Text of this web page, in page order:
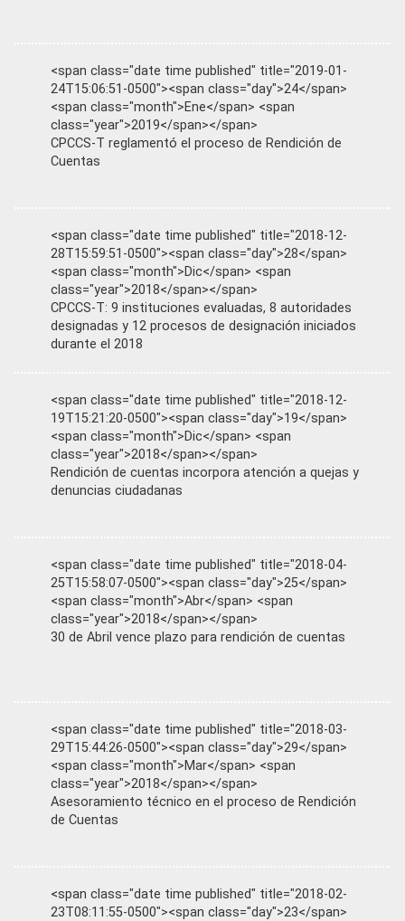
<span class="date time published" title="2019-01-
24T15:06:51-0500"><span class="day">24</span>
<span class="month">Ene</span> <span
class="year">2019</span></span>
CPCCS-T reglamentó el proceso de Rendición de
Cuentas
<span class="date time published" title="2018-12-
28T15:59:51-0500"><span class="day">28</span>
<span class="month">Dic</span> <span
class="year">2018</span></span>
CPCCS-T: 9 instituciones evaluadas, 8 autoridades
designadas y 12 procesos de designación iniciados
durante el 2018
<span class="date time published" title="2018-12-
19T15:21:20-0500"><span class="day">19</span>
<span class="month">Dic</span> <span
class="year">2018</span></span>
Rendición de cuentas incorpora atención a quejas y
denuncias ciudadanas
<span class="date time published" title="2018-04-
25T15:58:07-0500"><span class="day">25</span>
<span class="month">Abr</span> <span
class="year">2018</span></span>
30 de Abril vence plazo para rendición de cuentas
<span class="date time published" title="2018-03-
29T15:44:26-0500"><span class="day">29</span>
<span class="month">Mar</span> <span
class="year">2018</span></span>
Asesoramiento técnico en el proceso de Rendición
de Cuentas
<span class="date time published" title="2018-02-
23T08:11:55-0500"><span class="day">23</span>